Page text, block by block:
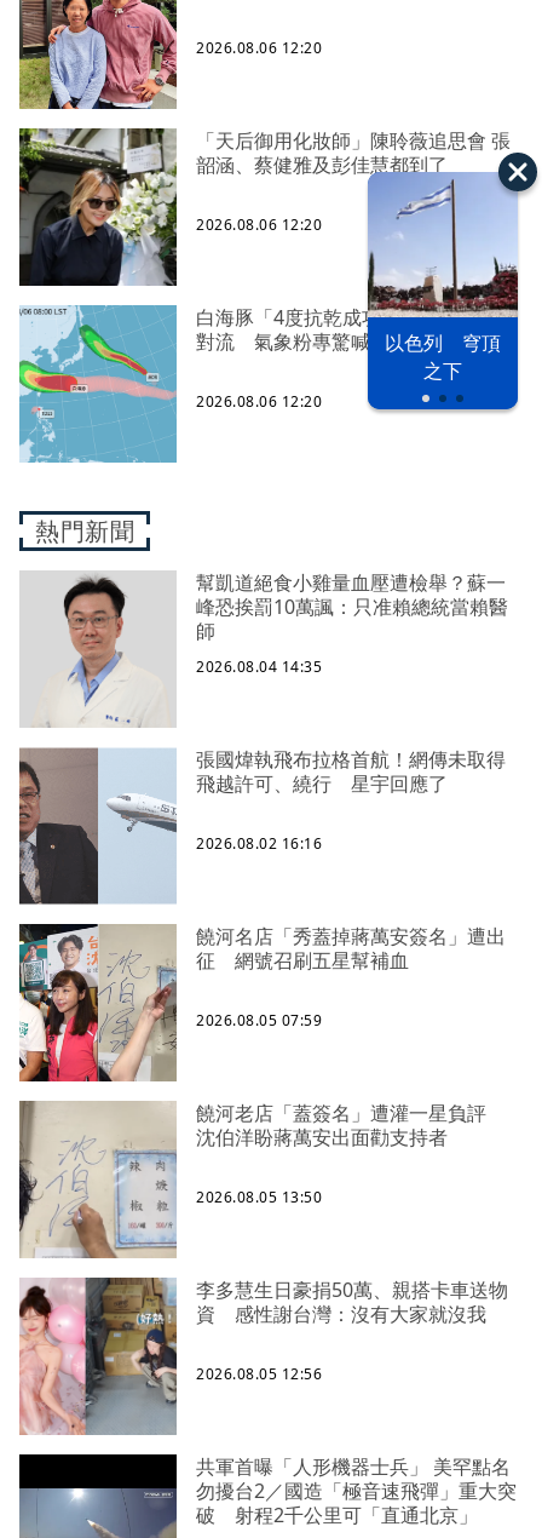
以色列 穹頂
之下
2026.08.06 12:20
「天后御用化妝師」陳聆薇追思會 張
韶涵、蔡健雅及彭佳慧都到了
2026.08.06 12:20
白海豚「4度抗乾成功」！眼牆又爆發
對流 氣象粉專驚喊：是頑強的勇士
2026.08.06 12:20
熱門新聞
幫凱道絕食小雞量血壓遭檢舉？蘇一
峰恐挨罰10萬諷：只准賴總統當賴醫
師
2026.08.04 14:35
張國煒執飛布拉格首航！網傳未取得
飛越許可、繞行 星宇回應了
2026.08.02 16:16
饒河名店「秀蓋掉蔣萬安簽名」遭出
征 網號召刷五星幫補血
2026.08.05 07:59
饒河老店「蓋簽名」遭灌一星負評
沈伯洋盼蔣萬安出面勸支持者
2026.08.05 13:50
李多慧生日豪捐50萬、親搭卡車送物
資 感性謝台灣：沒有大家就沒我
2026.08.05 12:56
共軍首曝「人形機器士兵」 美罕點名
勿擾台2／國造「極音速飛彈」重大突
破 射程2千公里可「直通北京」